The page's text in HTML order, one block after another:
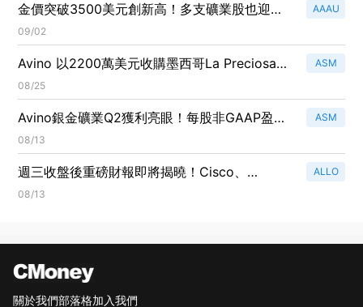
金價突破3500美元創新高！多支礦業股也迎來
52週新高
AAAU
09/02
Avino 以2200萬美元收購墨西哥La Preciosa銀
礦全權，未來產量可期！
ASM
08/25
Avino銀金礦業Q2獲利亮眼！每股非GAAP盈餘
0.06美元，營收超越預期達2180萬美元
ASM
08/13
週三收盤後重磅財報即將揭曉！Cisco、
Coherent等公司成焦點
ALLO
08/13
關於我們部落格加入我們